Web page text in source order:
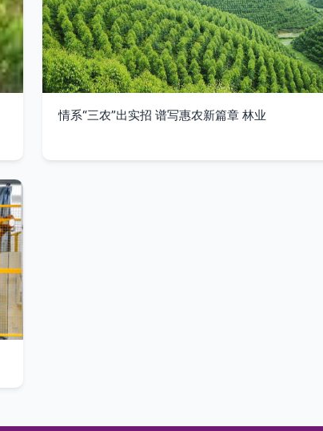
情系“三农”出实招 谱写惠农新篇章 林业